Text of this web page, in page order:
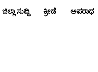
ಜಿಲ್ಲಾ ಸುದ್ದಿ ಕ್ರೀಡೆ ಅಪರಾಧ